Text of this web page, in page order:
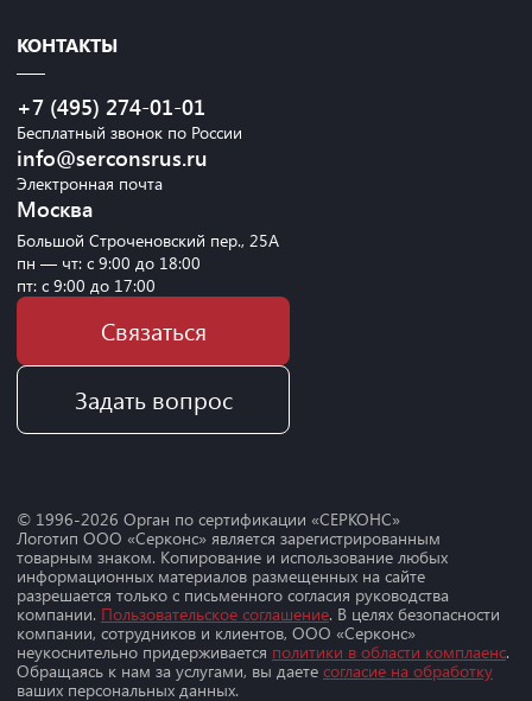
КОНТАКТЫ
+7 (495) 274-01-01
Бесплатный звонок по России
info@serconsrus.ru
Электронная почта
Москва
Большой Строченовский пер., 25А
пн — чт: с 9:00 до 18:00
пт: с 9:00 до 17:00
Связаться
Задать вопрос
© 1996-2026 Орган по сертификации «СЕРКОНС»
Логотип ООО «Серконс» является зарегистрированным
товарным знаком. Копирование и использование любых
информационных материалов размещенных на сайте
разрешается только с письменного согласия руководства
компании. Пользовательское соглашение. В целях безопасности
компании, сотрудников и клиентов, ООО «Серконс»
неукоснительно придерживается политики в области комплаенс.
Обращаясь к нам за услугами, вы даете согласие на обработку
ваших персональных данных.